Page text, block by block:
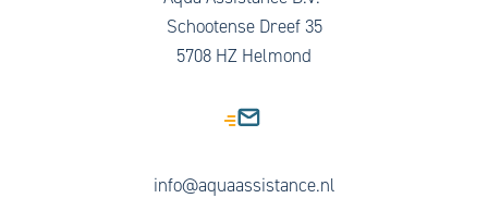
Schootense Dreef 35
5708 HZ Helmond
info@aquaassistance.nl